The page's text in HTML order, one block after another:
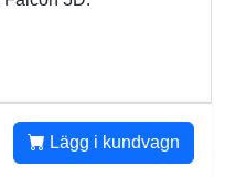
Lägg i kundvagn